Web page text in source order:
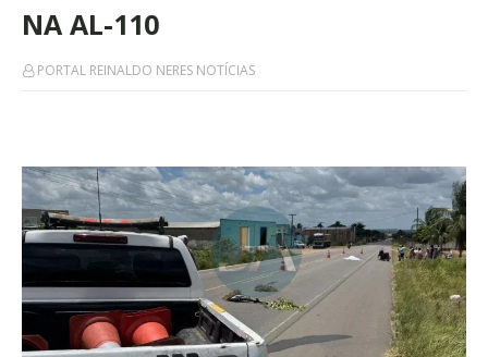
NA AL-110
PORTAL REINALDO NERES NOTÍCIAS